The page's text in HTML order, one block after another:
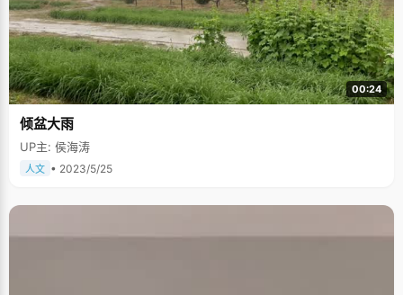
00:24
倾盆大雨
UP主: 侯海涛
人文 • 2023/5/25